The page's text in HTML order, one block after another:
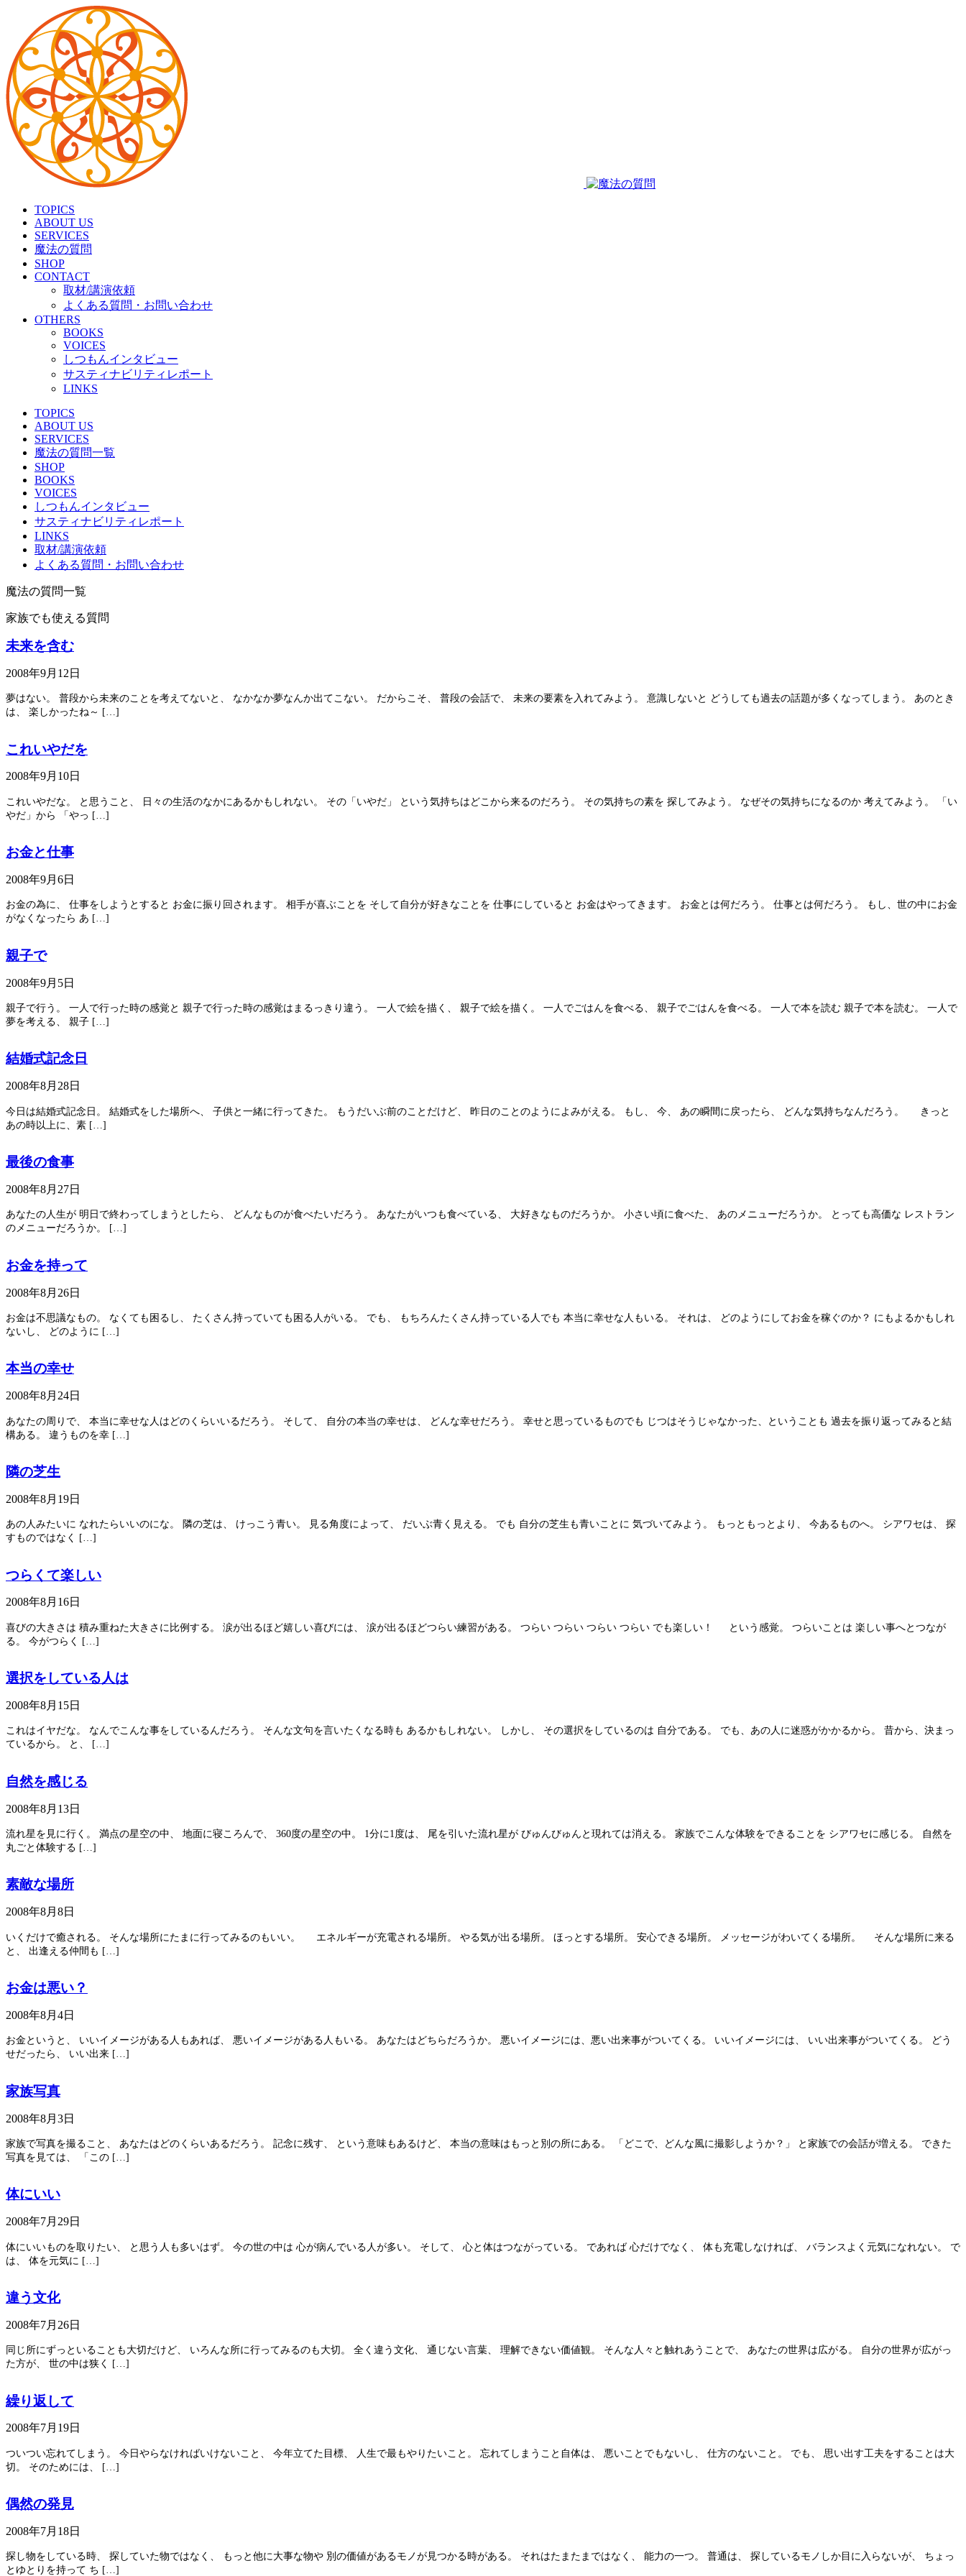
TOPICS
ABOUT US
SERVICES
魔法の質問
SHOP
CONTACT
取材/講演依頼
よくある質問・お問い合わせ
OTHERS
BOOKS
VOICES
しつもんインタビュー
サスティナビリティレポート
LINKS
TOPICS
ABOUT US
SERVICES
魔法の質問一覧
SHOP
BOOKS
VOICES
しつもんインタビュー
サスティナビリティレポート
LINKS
取材/講演依頼
よくある質問・お問い合わせ
魔法の質問一覧
家族でも使える質問
未来を含む
2008年9月12日
夢はない。 普段から未来のことを考えてないと、 なかなか夢なんか出てこない。 だからこそ、 普段の会話で、 未来の要素を入れてみよう。 意識しないと どうしても過去の話題が多くなってしまう。 あのとき
は、 楽しかったね～ […]
これいやだを
2008年9月10日
これいやだな。 と思うこと、 日々の生活のなかにあるかもしれない。 その「いやだ」 という気持ちはどこから来るのだろう。 その気持ちの素を 探してみよう。 なぜその気持ちになるのか 考えてみよう。 「い
やだ」から 「やっ […]
お金と仕事
2008年9月6日
お金の為に、 仕事をしようとすると お金に振り回されます。 相手が喜ぶことを そして自分が好きなことを 仕事にしていると お金はやってきます。 お金とは何だろう。 仕事とは何だろう。 もし、世の中にお金
がなくなったら あ […]
親子で
2008年9月5日
親子で行う。 一人で行った時の感覚と 親子で行った時の感覚はまるっきり違う。 一人で絵を描く、 親子で絵を描く。 一人でごはんを食べる、 親子でごはんを食べる。 一人で本を読む 親子で本を読む。 一人で
夢を考える、 親子 […]
結婚式記念日
2008年8月28日
今日は結婚式記念日。 結婚式をした場所へ、 子供と一緒に行ってきた。 もうだいぶ前のことだけど、 昨日のことのようによみがえる。 もし、 今、 あの瞬間に戻ったら、 どんな気持ちなんだろう。 きっと
あの時以上に、素 […]
最後の食事
2008年8月27日
あなたの人生が 明日で終わってしまうとしたら、 どんなものが食べたいだろう。 あなたがいつも食べている、 大好きなものだろうか。 小さい頃に食べた、 あのメニューだろうか。 とっても高価な レストラン
のメニューだろうか。 […]
お金を持って
2008年8月26日
お金は不思議なもの。 なくても困るし、 たくさん持っていても困る人がいる。 でも、 もちろんたくさん持っている人でも 本当に幸せな人もいる。 それは、 どのようにしてお金を稼ぐのか？ にもよるかもしれ
ないし、 どのように […]
本当の幸せ
2008年8月24日
あなたの周りで、 本当に幸せな人はどのくらいいるだろう。 そして、 自分の本当の幸せは、 どんな幸せだろう。 幸せと思っているものでも じつはそうじゃなかった、ということも 過去を振り返ってみると結
構ある。 違うものを幸 […]
隣の芝生
2008年8月19日
あの人みたいに なれたらいいのにな。 隣の芝は、 けっこう青い。 見る角度によって、 だいぶ青く見える。 でも 自分の芝生も青いことに 気づいてみよう。 もっともっとより、 今あるものへ。 シアワセは、 探
すものではなく […]
つらくて楽しい
2008年8月16日
喜びの大きさは 積み重ねた大きさに比例する。 涙が出るほど嬉しい喜びには、 涙が出るほどつらい練習がある。 つらい つらい つらい つらい でも楽しい！ という感覚。 つらいことは 楽しい事へとつなが
る。 今がつらく […]
選択をしている人は
2008年8月15日
これはイヤだな。 なんでこんな事をしているんだろう。 そんな文句を言いたくなる時も あるかもしれない。 しかし、 その選択をしているのは 自分である。 でも、あの人に迷惑がかかるから。 昔から、決まっ
ているから。 と、 […]
自然を感じる
2008年8月13日
流れ星を見に行く。 満点の星空の中、 地面に寝ころんで、 360度の星空の中。 1分に1度は、 尾を引いた流れ星が びゅんびゅんと現れては消える。 家族でこんな体験をできることを シアワセに感じる。 自然を
丸ごと体験する […]
素敵な場所
2008年8月8日
いくだけで癒される。 そんな場所にたまに行ってみるのもいい。 エネルギーが充電される場所。 やる気が出る場所。 ほっとする場所。 安心できる場所。 メッセージがわいてくる場所。 そんな場所に来る
と、 出逢える仲間も […]
お金は悪い？
2008年8月4日
お金というと、 いいイメージがある人もあれば、 悪いイメージがある人もいる。 あなたはどちらだろうか。 悪いイメージには、悪い出来事がついてくる。 いいイメージには、 いい出来事がついてくる。 どう
せだったら、 いい出来 […]
家族写真
2008年8月3日
家族で写真を撮ること、 あなたはどのくらいあるだろう。 記念に残す、 という意味もあるけど、 本当の意味はもっと別の所にある。 「どこで、どんな風に撮影しようか？」 と家族での会話が増える。 できた
写真を見ては、 「この […]
体にいい
2008年7月29日
体にいいものを取りたい、 と思う人も多いはず。 今の世の中は 心が病んでいる人が多い。 そして、 心と体はつながっている。 であれば 心だけでなく、 体も充電しなければ、 バランスよく元気になれない。 で
は、 体を元気に […]
違う文化
2008年7月26日
同じ所にずっといることも大切だけど、 いろんな所に行ってみるのも大切。 全く違う文化、 通じない言葉、 理解できない価値観。 そんな人々と触れあうことで、 あなたの世界は広がる。 自分の世界が広がっ
た方が、 世の中は狭く […]
繰り返して
2008年7月19日
ついつい忘れてしまう。 今日やらなければいけないこと、 今年立てた目標、 人生で最もやりたいこと。 忘れてしまうこと自体は、 悪いことでもないし、 仕方のないこと。 でも、 思い出す工夫をすることは大
切。 そのためには、 […]
偶然の発見
2008年7月18日
探し物をしている時、 探していた物ではなく、 もっと他に大事な物や 別の価値があるモノが見つかる時がある。 それはたまたまではなく、 能力の一つ。 普通は、 探しているモノしか目に入らないが、 ちょっ
とゆとりを持って ち […]